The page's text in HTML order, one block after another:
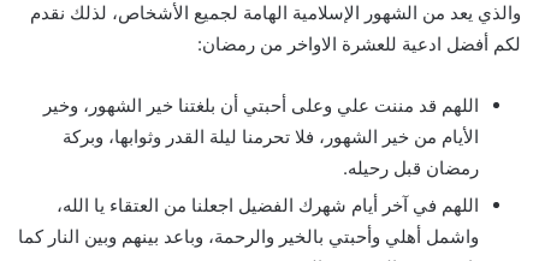
والذي يعد من الشهور الإسلامية الهامة لجميع الأشخاص، لذلك نقدم
لكم أفضل ادعية للعشرة الاواخر من رمضان:
اللهم قد مننت علي وعلى أحبتي أن بلغتنا خير الشهور، وخير
الأيام من خير الشهور، فلا تحرمنا ليلة القدر وثوابها، وبركة
رمضان قبل رحيله.
اللهم في آخر أيام شهرك الفضيل اجعلنا من العتقاء يا الله،
واشمل أهلي وأحبتي بالخير والرحمة، وباعد بينهم وبين النار كما